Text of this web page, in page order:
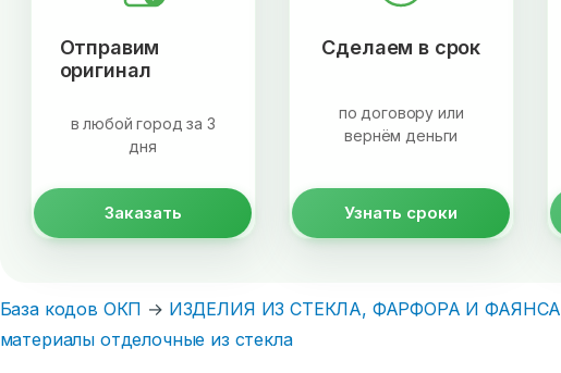
Отправим
оригинал
в любой город за 3
дня
Заказать
Сделаем в срок
по договору или
вернём деньги
Узнать сроки
База кодов ОКП → ИЗДЕЛИЯ ИЗ СТЕКЛА, ФАРФОРА И ФАЯНСА
материалы отделочные из стекла